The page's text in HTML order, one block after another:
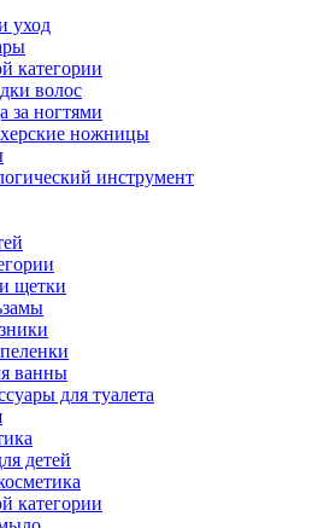
уход
категории
волос
за ногтями
ножницы
инструмент
щетки
ванны
для туалета
детей
категории